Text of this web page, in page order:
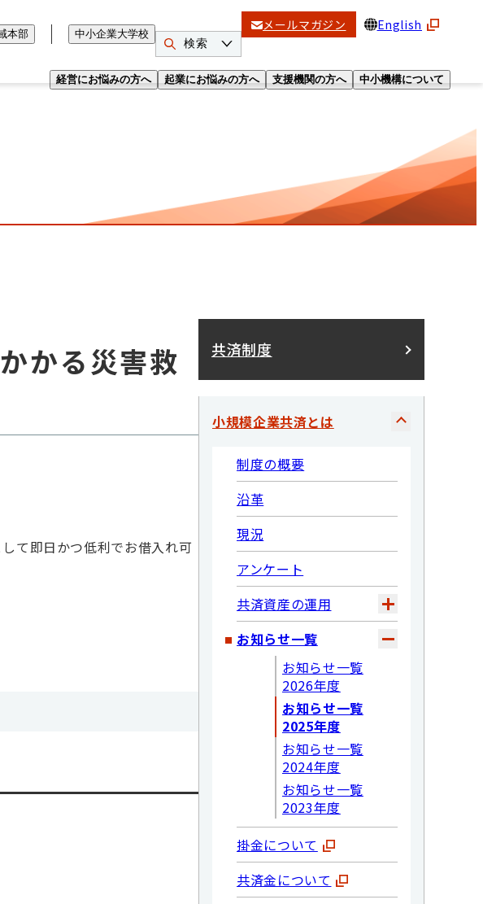
経営にお悩みの方へ 起業にお悩みの方へ 支援機関の方へ 中小機構について
本部 中小企業大学校
検索
メールマガジン English
かる災害救
て即日かつ低利でお借入れ可
共済制度
小規模企業共済とは
制度の概要
沿革
現況
アンケート
共済資産の運用
お知らせ一覧
お知らせ一覧
2026年度
お知らせ一覧
2025年度
お知らせ一覧
2024年度
お知らせ一覧
2023年度
掛金について
共済金について